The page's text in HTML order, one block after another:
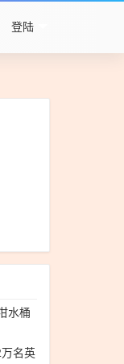
登陆
水桶
名英